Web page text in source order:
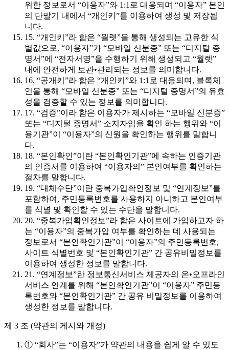
위한 정보로서 “이용자”와 1:1로 대응되며 “이용자” 본인
의 단말기 내에서 “개인키”를 이용하여 생성 및 저장됩
니다.
15. “개인키”라 함은 “월렛”을 통해 생성되는 고유한 식
별값으로, “이용자”가 “모바일 신분증” 또는 “디지털 증
명서”에 “전자서명”을 수행하기 위해 생성되고 “월렛”
내에 안전하게 보관•관리되는 정보를 의미합니다.
16. “공개키”라 함은 “개인키”와 1:1로 대응되며, 블록체
인을 통해 “모바일 신분증” 또는 “디지털 증명서”의 유효
성을 검증할 수 있는 정보를 의미합니다.
17. “검증”이라 함은 이용자가 제시하는 “모바일 신분증”
또는 “디지털 증명서” 소지자임을 확인 하는 행위와 “이
용기관”이 “이용자”의 신원을 확인하는 행위를 말합니
다.
18. “본인확인”이란 “본인확인기관”에 속하는 인증기관
의 인증서를 이용하여 “이용자의” 본인여부를 확인하는
절차를 말합니다.
19. “대체수단”이란 중복가입확인정보 및 “연계정보”를
포함하여, 주민등록번호를 사용하지 아니하고 본인여부
를 식별 및 확인할 수 있는 수단을 말합니다.
20. “중복가입확인정보”라 함은 사이트에 가입하고자 하
는 “이용자”의 중복가입 여부를 확인하는 데 사용되는
정보로서 “본인확인기관”이 “이용자”의 주민등록번호,
사이트 식별번호 및 “본인확인기관” 간 공유비밀정보를
이용하여 생성한 정보를 말합니다.
21. “연계정보”란 정보통신서비스 제공자의 온•오프라인
서비스 연계를 위해 “본인확인기관”이 “이용자” 주민등
록번호와 “본인확인기관” 간 공유 비밀정보를 이용하여
생성한 정보를 말합니다.
제 3 조 (약관의 게시와 개정)
① “회사”는 “이용자”가 약관의 내용을 쉽게 알 수 있도